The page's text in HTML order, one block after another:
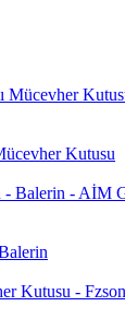
Kutusu